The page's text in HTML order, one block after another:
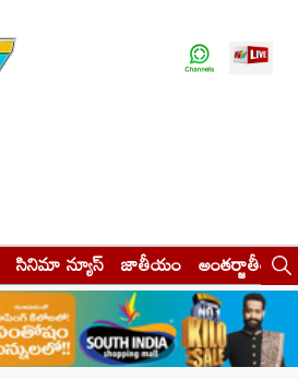
సినిమా న్యూస్ జాతీయం అంతర్జాతీయం